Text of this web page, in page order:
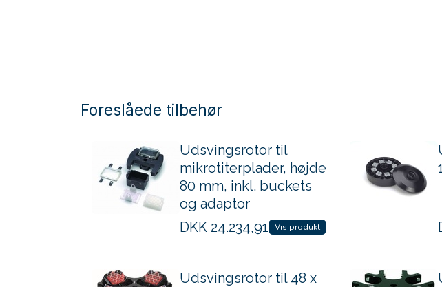
Foreslåede tilbehør
Udsvingsrotor til
mikrotiterplader, højde
80 mm, inkl. buckets
og adaptor
DKK 24.234,91 Vis produkt
Udsvingsrotor til 48 x